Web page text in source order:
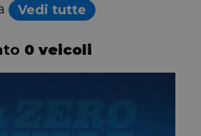
Vedi tutte
0 veicoli